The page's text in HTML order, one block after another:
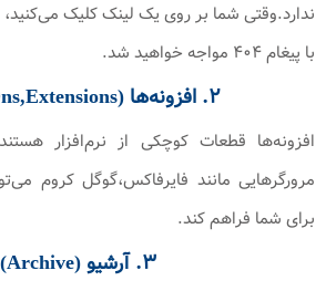
ندارد.وقتی شما بر روی یک لینک کلیک
با پیغام ۴۰۴ مواجه خواهید شد.
۲. افزونه‌ها (Add-Ons,Extensions)
افزونه‌ها قطعات کوچکی از نرم‌افزار
مرورگرهایی مانند فایرفاکس،گوگل کروم
برای شما فراهم کند.
۳. آرشیو (Archive)